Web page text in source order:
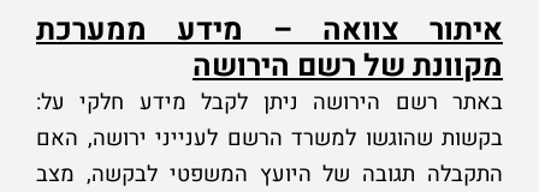
איתור צוואה – מידע ממערכת
מקוונת של רשם הירושה
באתר רשם הירושה ניתן לקבל מידע חלקי על:
בקשות שהוגשו למשרד הרשם לענייני ירושה, האם
התקבלה תגובה של היועץ המשפטי לבקשה, מצב